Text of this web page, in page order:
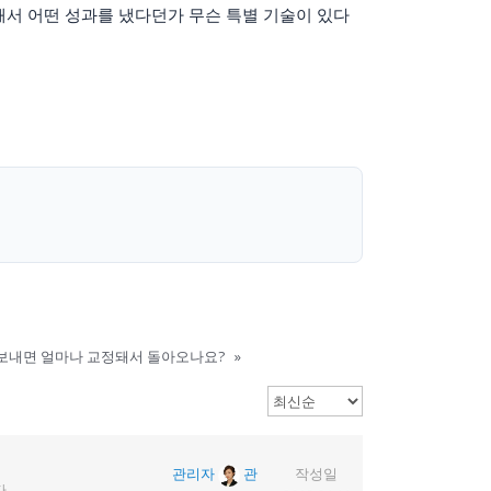
어떤 성과를 냈다던가 무슨 특별 기술이 있다
내면 얼마나 교정돼서 돌아오나요? »
관리자
관
작성일